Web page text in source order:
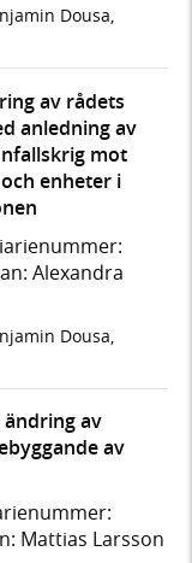
Dousa,
av rådets
anledning av
mot
enheter i
Alexandra
Dousa,
av
av
Mattias Larsson